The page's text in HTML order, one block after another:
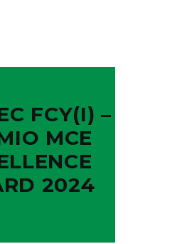
FCY(I) –
MCE
2024